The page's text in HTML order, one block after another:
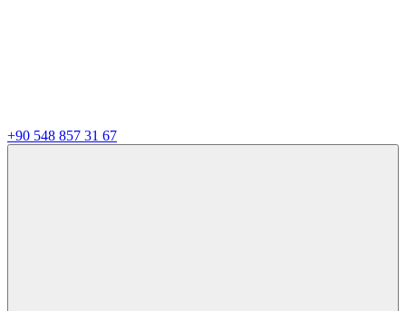
+90 548 857 31 67